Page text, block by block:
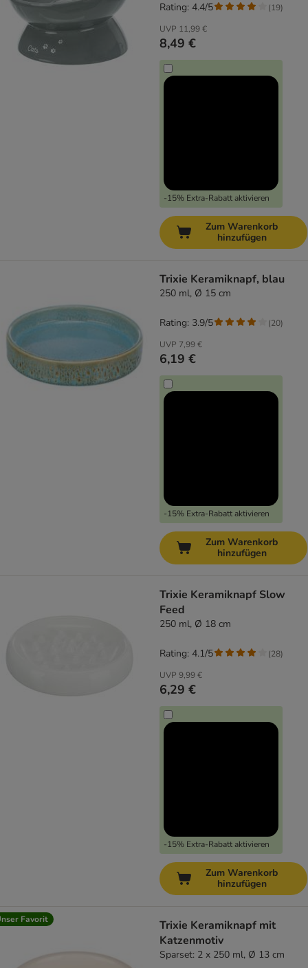
UVP 11,99 €
8,49 €
-15% Extra-Rabatt aktivieren
Rating: 4.4/5 (19)
Zum Warenkorb
hinzufügen
Trixie Keramiknapf, blau
250 ml, Ø 15 cm
UVP 7,99 €
6,19 €
-15% Extra-Rabatt aktivieren
Rating: 3.9/5 (20)
Zum Warenkorb
hinzufügen
Trixie Keramiknapf Slow
Feed
250 ml, Ø 18 cm
UVP 9,99 €
6,29 €
-15% Extra-Rabatt aktivieren
Rating: 4.1/5 (28)
Zum Warenkorb
hinzufügen
Favorit
Trixie Keramiknapf mit
Katzenmotiv
Sparset: 2 x 250 ml, Ø 13 cm